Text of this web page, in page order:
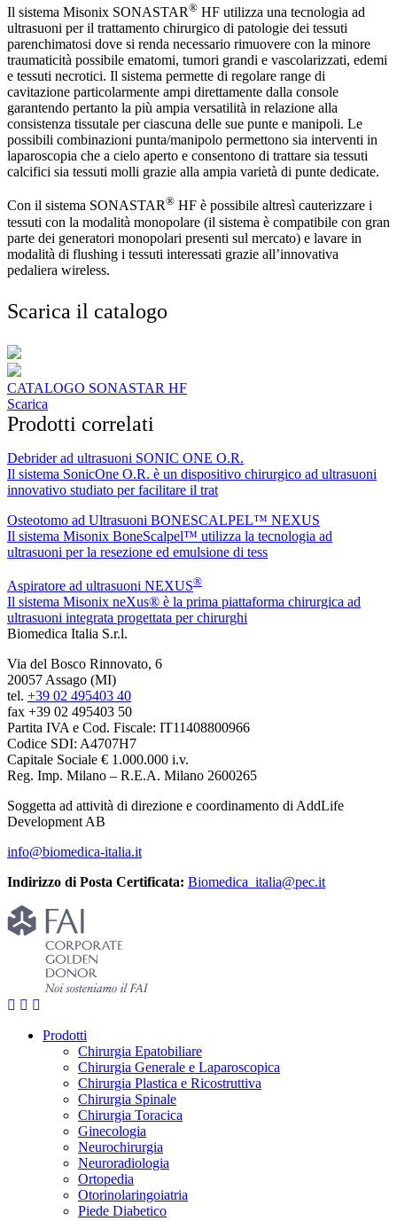
Il sistema Misonix SONASTAR® HF utilizza una tecnologia ad
ultrasuoni per il trattamento chirurgico di patologie dei tessuti
parenchimatosi dove si renda necessario rimuovere con la minore
traumaticità possibile ematomi, tumori grandi e vascolarizzati, edemi
e tessuti necrotici. Il sistema permette di regolare range di
cavitazione particolarmente ampi direttamente dalla console
garantendo pertanto la più ampia versatilità in relazione alla
consistenza tissutale per ciascuna delle sue punte e manipoli. Le
possibili combinazioni punta/manipolo permettono sia interventi in
laparoscopia che a cielo aperto e consentono di trattare sia tessuti
calcifici sia tessuti molli grazie alla ampia varietà di punte dedicate.
Con il sistema SONASTAR® HF è possibile altresì cauterizzare i
tessuti con la modalità monopolare (il sistema è compatibile con gran
parte dei generatori monopolari presenti sul mercato) e lavare in
modalità di flushing i tessuti interessati grazie all’innovativa
pedaliera wireless.
Scarica il catalogo
CATALOGO SONASTAR HF
Scarica
Prodotti correlati
Debrider ad ultrasuoni SONIC ONE O.R.
Il sistema SonicOne O.R. è un dispositivo chirurgico ad ultrasuoni
innovativo studiato per facilitare il trat
Osteotomo ad Ultrasuoni BONESCALPEL™ NEXUS
Il sistema Misonix BoneScalpel™ utilizza la tecnologia ad
ultrasuoni per la resezione ed emulsione di tess
Aspiratore ad ultrasuoni NEXUS®
Il sistema Misonix neXus® è la prima piattaforma chirurgica ad
ultrasuoni integrata progettata per chirurghi
Biomedica Italia S.r.l.
Via del Bosco Rinnovato, 6
20057 Assago (MI)
tel. +39 02 495403 40
fax +39 02 495403 50
Partita IVA e Cod. Fiscale: IT11408800966
Codice SDI: A4707H7
Capitale Sociale € 1.000.000 i.v.
Reg. Imp. Milano – R.E.A. Milano 2600265
Soggetta ad attività di direzione e coordinamento di AddLife
Development AB
info@biomedica-italia.it
Indirizzo di Posta Certificata: Biomedica_italia@pec.it
Prodotti
Chirurgia Epatobiliare
Chirurgia Generale e Laparoscopica
Chirurgia Plastica e Ricostruttiva
Chirurgia Spinale
Chirurgia Toracica
Ginecologia
Neurochirurgia
Neuroradiologia
Ortopedia
Otorinolaringoiatria
Piede Diabetico